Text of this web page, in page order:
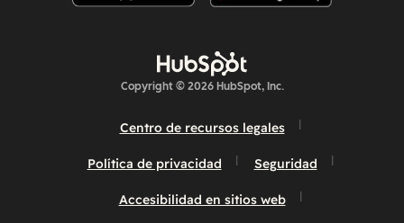
Copyright © 2026 HubSpot, Inc.
Centro de recursos legales
Política de privacidad Seguridad
Accesibilidad en sitios web